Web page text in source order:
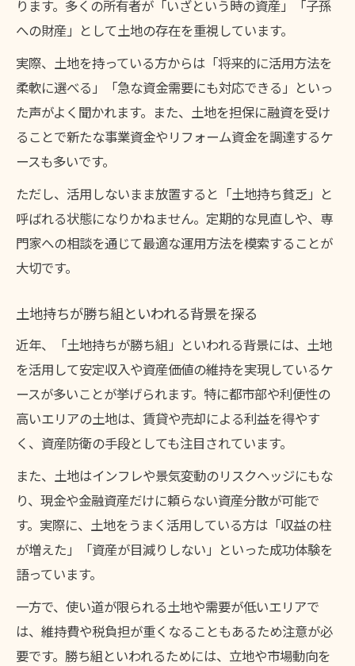
ります。多くの所有者が「いざという時の資産」「子孫
への財産」として土地の存在を重視しています。
実際、土地を持っている方からは「将来的に活用方法を
柔軟に選べる」「急な資金需要にも対応できる」といっ
た声がよく聞かれます。また、土地を担保に融資を受け
ることで新たな事業資金やリフォーム資金を調達するケ
ースも多いです。
ただし、活用しないまま放置すると「土地持ち貧乏」と
呼ばれる状態になりかねません。定期的な見直しや、専
門家への相談を通じて最適な運用方法を模索することが
大切です。
土地持ちが勝ち組といわれる背景を探る
近年、「土地持ちが勝ち組」といわれる背景には、土地
を活用して安定収入や資産価値の維持を実現しているケ
ースが多いことが挙げられます。特に都市部や利便性の
高いエリアの土地は、賃貸や売却による利益を得やす
く、資産防衛の手段としても注目されています。
また、土地はインフレや景気変動のリスクヘッジにもな
り、現金や金融資産だけに頼らない資産分散が可能で
す。実際に、土地をうまく活用している方は「収益の柱
が増えた」「資産が目減りしない」といった成功体験を
語っています。
一方で、使い道が限られる土地や需要が低いエリアで
は、維持費や税負担が重くなることもあるため注意が必
要です。勝ち組といわれるためには、立地や市場動向を